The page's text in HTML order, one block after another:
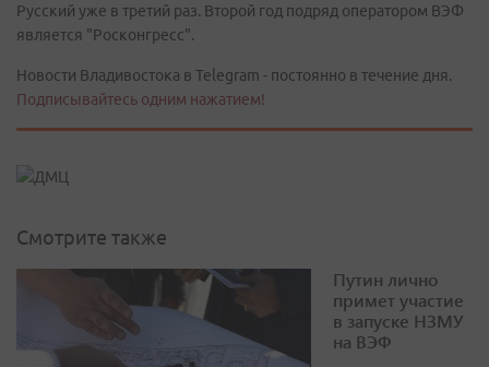
Русский уже в третий раз. Второй год подряд оператором ВЭФ
является "Росконгресс".
Новости Владивостока в Telegram - постоянно в течение дня.
Подписывайтесь одним нажатием!
Смотрите также
Путин лично
примет участие
в запуске НЗМУ
на ВЭФ